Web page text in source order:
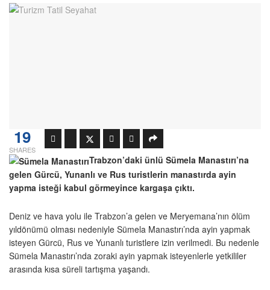
19
SHARES
Trabzon’daki ünlü Sümela Manastırı’na
gelen Gürcü, Yunanlı ve Rus turistlerin manastırda ayin
yapma isteği kabul görmeyince kargaşa çıktı.
Deniz ve hava yolu ile Trabzon’a gelen ve Meryemana’nın ölüm
yıldönümü olması nedeniyle Sümela Manastırı’nda ayin yapmak
isteyen Gürcü, Rus ve Yunanlı turistlere izin verilmedi. Bu nedenle
Sümela Manastırı’nda zoraki ayin yapmak isteyenlerle yetkililer
arasında kısa süreli tartışma yaşandı.